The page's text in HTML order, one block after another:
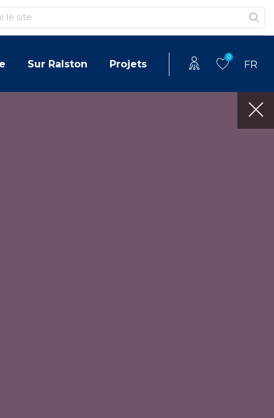
Sur Ralston Projets
0
FR